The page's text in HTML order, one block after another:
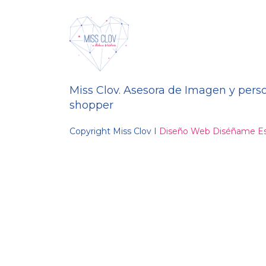
Miss Clov. Asesora de Imagen y
shopper
Copyright Miss Clov I Diseño Web Diséñame